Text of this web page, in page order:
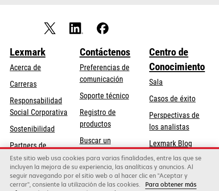
Lexmark
Acerca de
Carreras
Responsabilidad
Social Corporativa
abre
una
pestaña
nueva
Sostenibilidad
Partners de
Lexmark
Contáctenos
Preferencias de
comunicación
Soporte técnicose
pestaña
nueva
Registro de
productos
Buscar un
concesionario
Centro de
Conocimiento
Sala
Casos de éxito
Perspectivas de
los analistas
Lexmark Blog
Lexmark International, Inc., una empresa de Xerox
Este sitio web usa cookies para varias finalidades, entre las que se
incluyen la mejora de su experiencia, las analíticas y anuncios. Al
seguir navegando por el sitio web o al hacer clic en "Aceptar y
cerrar", consiente la utilización de las cookies.
Para obtener más